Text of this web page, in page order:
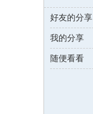
会
计
社
好友的分享
我的分享
随便看看